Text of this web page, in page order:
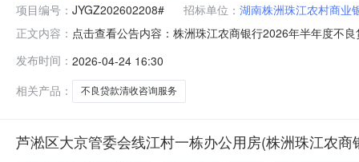
项目编号： JYGZ202602208# 招标单位： 湖南株洲珠江农村商业
正文内容： 点击查看公告内容：株洲珠江农商银行2026年半年度不
发布时间： 2026-04-24 16:30
相关产品：
不良贷款清收咨询服务
芦淞区大京管委会线江村一栋办公用房(株洲珠江农商